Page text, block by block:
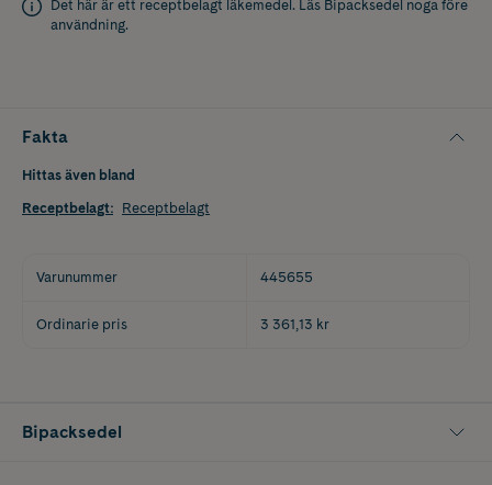
Det här är ett receptbelagt läkemedel. Läs Bipacksedel noga före
användning.
Fakta
Hittas även bland
Receptbelagt: Receptbelagt
Varunummer 445655
Ordinarie pris 3 361,13 kr
Bipacksedel